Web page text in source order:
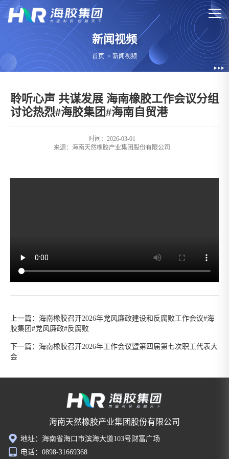
新闻视频
首页 > 新闻视频
聆听心声 共谋发展 海南橡胶工作会议分组
讨论热烈#海胶集团#海南自贸港
时间：2026-03-01
来源： 海南天然橡胶产业集团股份有限公司
上一篇： 海南橡胶召开2026年党风廉政建设和反腐败工作会议#海
胶集团#党风廉政#反腐败
下一篇： 海南橡胶召开2026年工作会议暨第四届第七次职工代表大
会
海南天然橡胶产业集团股份有限公司
地址：海南省海口市滨海大道103号财富广场
电话：0898-31669368